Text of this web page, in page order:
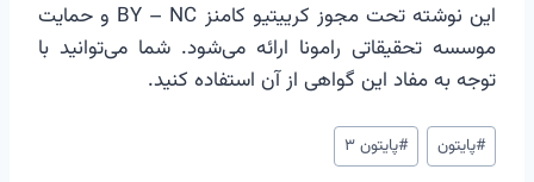
این نوشته تحت مجوز کرییتیو کامنز BY – NC و حمایت
موسسه تحقیقاتی رامونا ارائه می‌شود. شما می‌توانید با
توجه به مفاد این گواهی از آن استفاده کنید.
برچسب‌های
نوشته:
#پایتون #پایتون ۳